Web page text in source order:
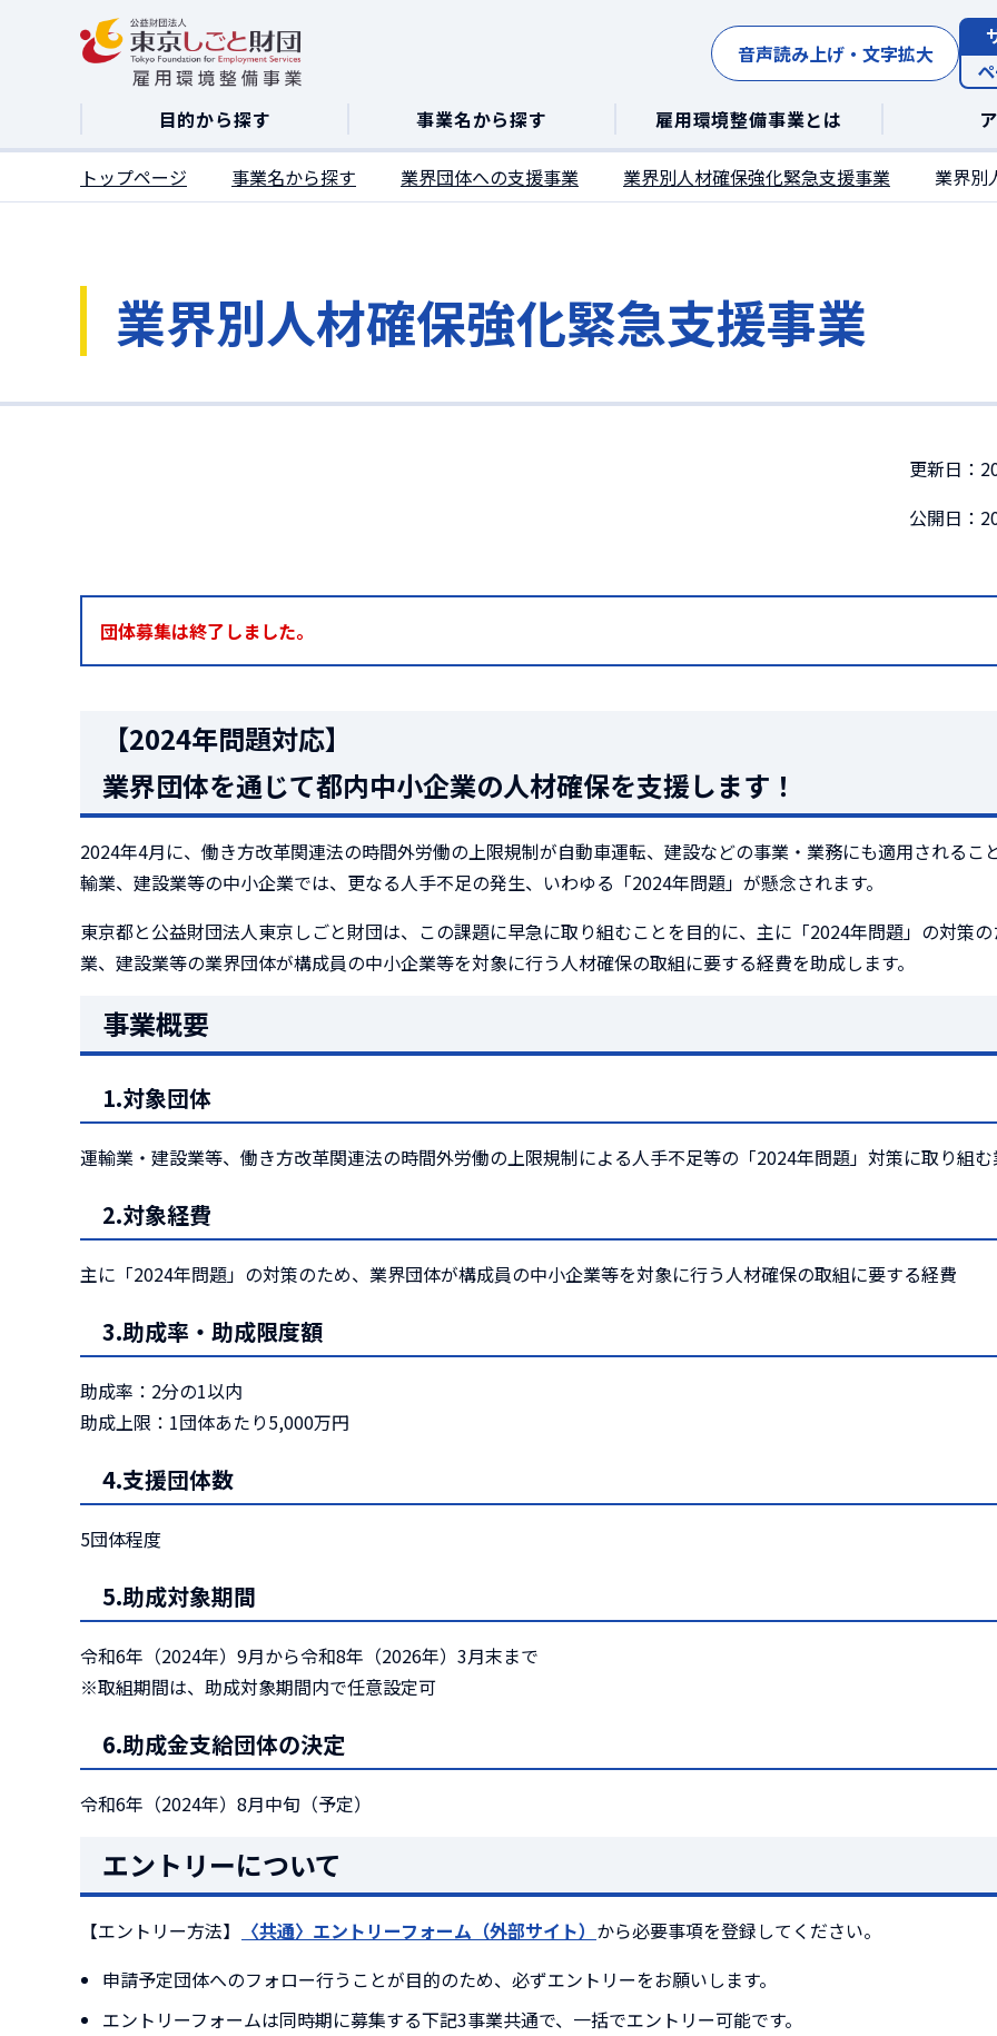
ここがページトップです
音声読み上げ・文字拡大
目的から探す
事業名から探す 雇用環境整備事業とは
トップページ 事業名から探す 業界団体への支援事業 業界別人材確保強化緊急支援事業 業界別
業界別人材確保強化緊急支援事業
更新日：
公開日：
団体募集は終了しました。
【2024年問題対応】
業界団体を通じて都内中小企業の人材確保を支援します！
2024年4月に、働き方改革関連法の時間外労働の上限規制が自動車運転、建設などの事業・業務にも適用されるこ
輸業、建設業等の中小企業では、更なる人手不足の発生、いわゆる「2024年問題」が懸念されます。
東京都と公益財団法人東京しごと財団は、この課題に早急に取り組むことを目的に、主に「2024年問題」の対策
業、建設業等の業界団体が構成員の中小企業等を対象に行う人材確保の取組に要する経費を助成します。
事業概要
1.対象団体
運輸業・建設業等、働き方改革関連法の時間外労働の上限規制による人手不足等の「2024年問題」対策に取り組
2.対象経費
主に「2024年問題」の対策のため、業界団体が構成員の中小企業等を対象に行う人材確保の取組に要する経費
3.助成率・助成限度額
助成率：2分の1以内
助成上限：1団体あたり5,000万円
4.支援団体数
5団体程度
5.助成対象期間
令和6年（2024年）9月から令和8年（2026年）3月末まで
※取組期間は、助成対象期間内で任意設定可
6.助成金支給団体の決定
令和6年（2024年）8月中旬（予定）
エントリーについて
【エントリー方法】 〈共通〉エントリーフォーム（外部サイト） から必要事項を登録してください。
申請予定団体へのフォロー行うことが目的のため、必ずエントリーをお願いします。
エントリーフォームは同時期に募集する下記3事業共通で、一括でエントリー可能です。